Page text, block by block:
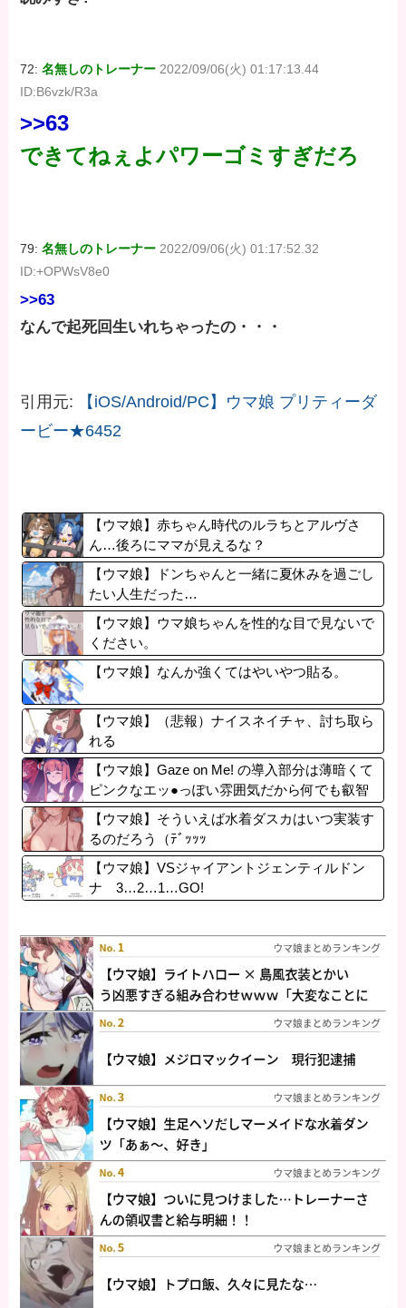
72:名無しのトレーナー 2022/09/06(火) 01:17:13.44
ID:B6vzk/R3a
>>63
できてねぇよパワーゴミすぎだろ
79:名無しのトレーナー 2022/09/06(火) 01:17:52.32
ID:+OPWsV8e0
>>63
なんで起死回生いれちゃったの・・・
引用元:
【iOS/Android/PC】ウマ娘 プリティーダ
ービー★6452
【ウマ娘】赤ちゃん時代のルラちとアルヴさ
ん…後ろにママが見えるな？
【ウマ娘】ドンちゃんと一緒に夏休みを過ごし
たい人生だった…
【ウマ娘】ウマ娘ちゃんを性的な目で見ないで
ください。
【ウマ娘】なんか強くてはやいやつ貼る。
【ウマ娘】（悲報）ナイスネイチャ、討ち取ら
れる
【ウマ娘】Gaze on Me! の導入部分は薄暗くて
ピンクなエッ●っぽい雰囲気だから何でも叡智
に見えるよね。
【ウマ娘】そういえば水着ダスカはいつ実装す
るのだろう（ﾃﾞｯｯｯ
【ウマ娘】VSジャイアントジェンティルドン
ナ 3…2…1…GO!